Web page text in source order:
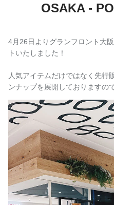
OSAKA -
4月26日よりグランフロント大
トいたしました！
人気アイテムだけではなく先行
ンナップを展開しておりますの